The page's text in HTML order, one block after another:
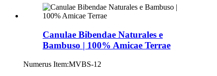
Canulae Bibendae Naturales e
Bambuso | 100% Amicae Terrae
Numerus Item:MVBS-12